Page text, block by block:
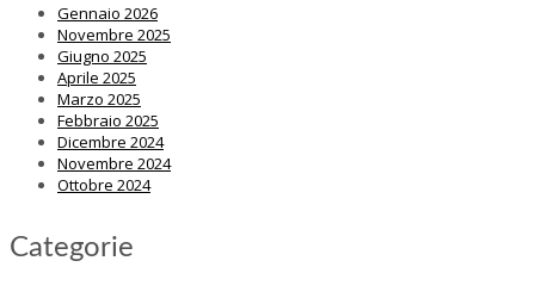
Gennaio 2026
Novembre 2025
Giugno 2025
Aprile 2025
Marzo 2025
Febbraio 2025
Dicembre 2024
Novembre 2024
Ottobre 2024
Categorie